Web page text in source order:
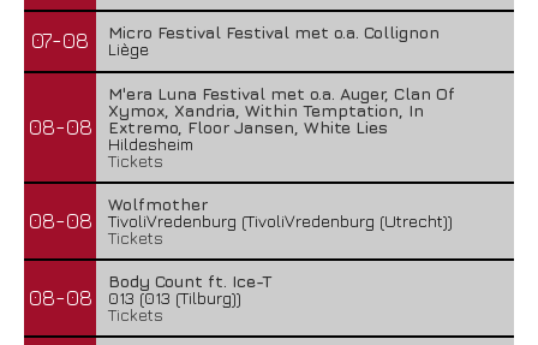
07-08
Micro Festival Festival met o.a. Collignon
Liège
08-08
M'era Luna Festival met o.a. Auger, Clan Of
Xymox, Xandria, Within Temptation, In
Extremo, Floor Jansen, White Lies
Hildesheim
Tickets
08-08
Wolfmother
TivoliVredenburg (TivoliVredenburg (Utrecht))
Tickets
08-08
Body Count ft. Ice-T
013 (013 (Tilburg))
Tickets